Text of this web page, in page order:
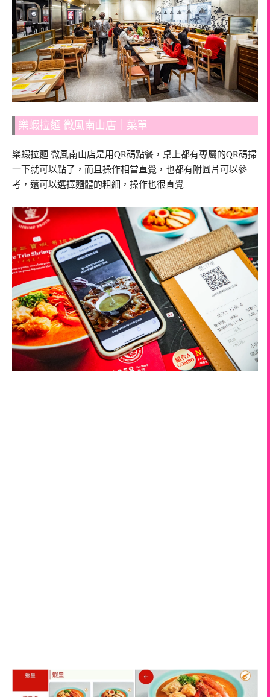
樂蝦拉麵 微風南山店｜菜單
樂蝦拉麵 微風南山店是用QR碼點餐，桌上都有專屬的QR碼掃
一下就可以點了，而且操作相當直覺，也都有附圖片可以參
考，還可以選擇麵體的粗細，操作也很直覺